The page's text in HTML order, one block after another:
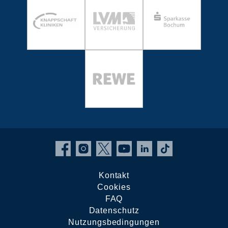
Kontakt
Cookies
FAQ
Datenschutz
Nutzungsbedingungen